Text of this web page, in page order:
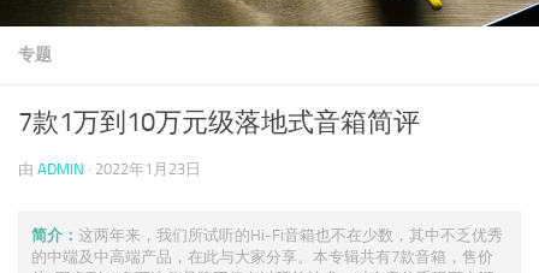
专题
7款1万到10万元级落地式音箱简评
由 ADMIN · 2022年1月23日
简介： 这两年来，我们所试听的Hi-Fi音箱也不在少数，其中不乏优秀
的中端及中高端产品，在此与大家分享。本专辑共有7款音箱，售价